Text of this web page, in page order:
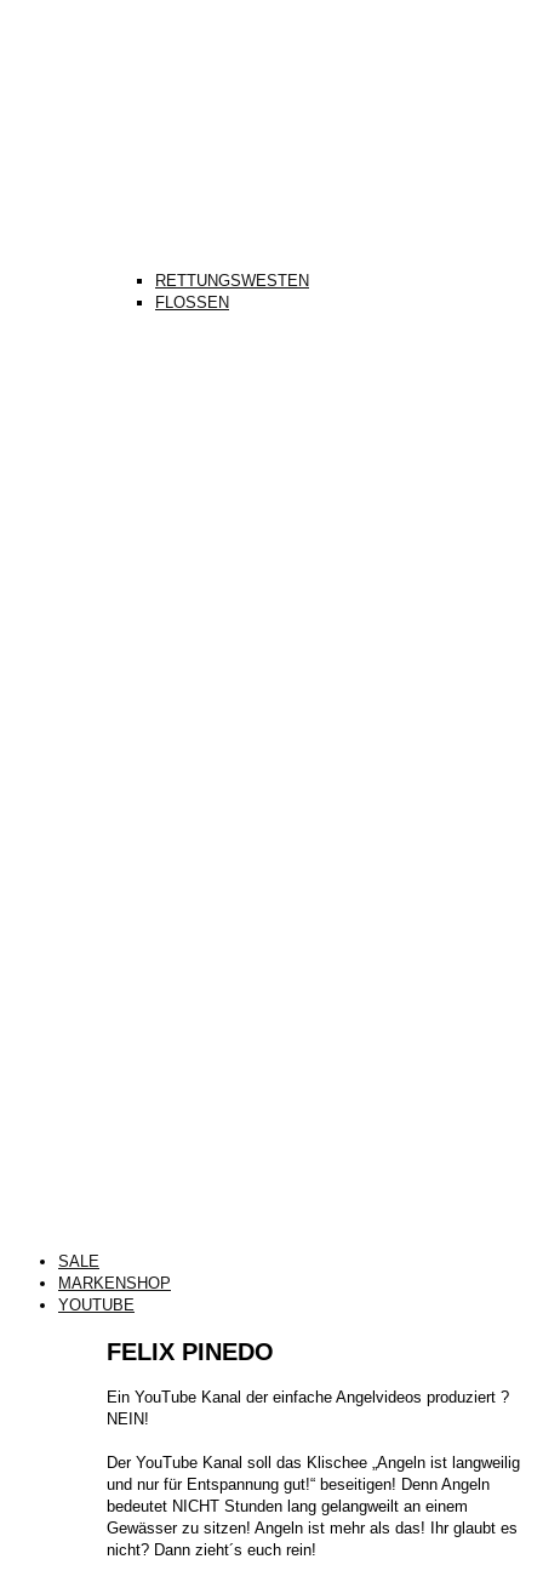
RETTUNGSWESTEN
FLOSSEN
SALE
MARKENSHOP
YOUTUBE
FELIX PINEDO
​Ein YouTube Kanal der einfache Angelvideos produziert ?
NEIN!
Der YouTube Kanal soll das Klischee „Angeln ist langweilig
und nur für Entspannung gut!“ beseitigen! Denn Angeln
bedeutet NICHT Stunden lang gelangweilt an einem
Gewässer zu sitzen! Angeln ist mehr als das! Ihr glaubt es
nicht? Dann zieht´s euch rein!